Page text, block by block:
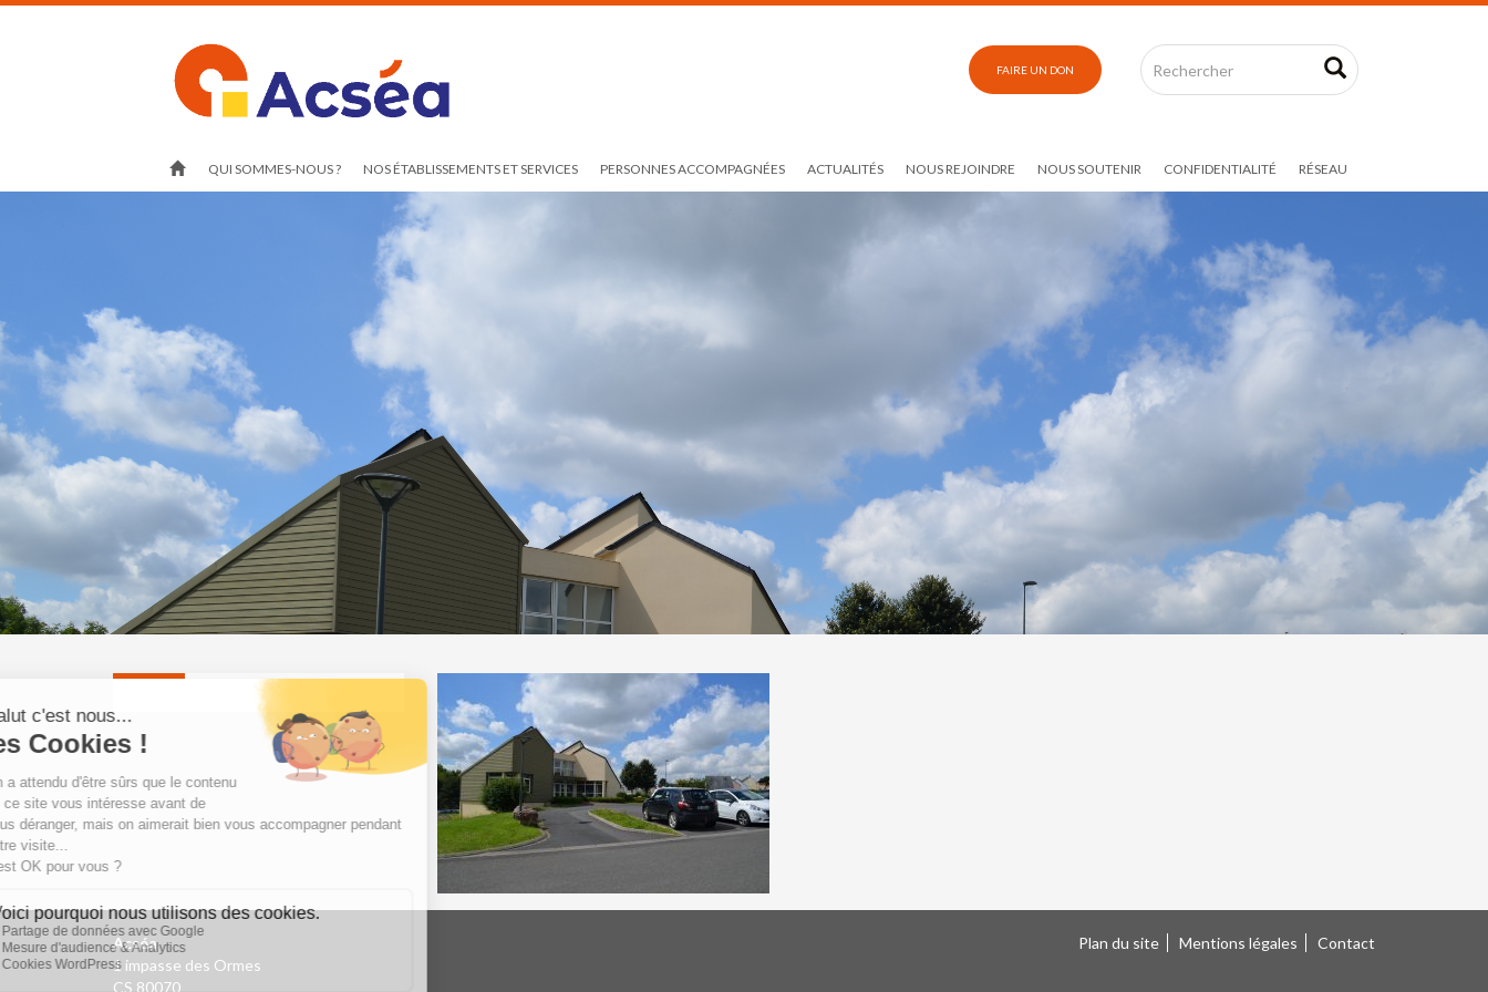
FAIRE UN DON
QUI SOMMES-NOUS ? NOS ÉTABLISSEMENTS ET SERVICES PERSONNES ACCOMPAGNÉES ACTUALITÉS NOUS REJOINDRE NOUS SOUTENIR CONFIDENTIALITÉ RÉSEAU
Acséa
1 impasse des Ormes
CS 80070
Plan du site Mentions légales Contact